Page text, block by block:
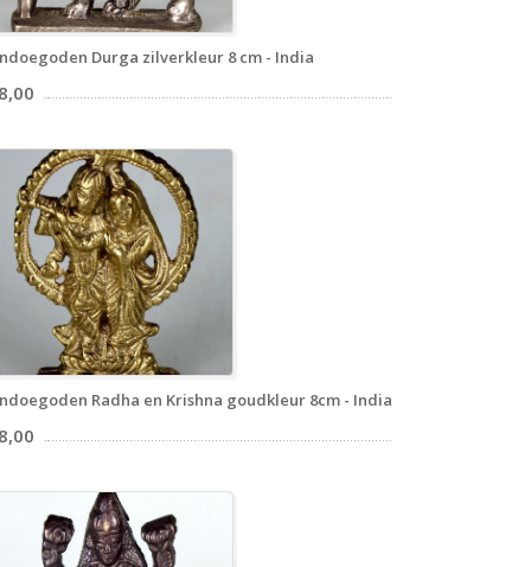
Durga zilverkleur 8 cm - India
Radha en Krishna goudkleur 8cm - India